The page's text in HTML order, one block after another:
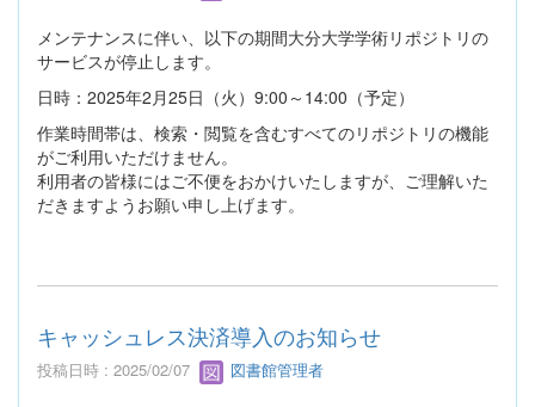
メンテナンスに伴い、以下の期間大分大学学術リポジトリの
サービスが停止します。
日時：2025年2月25日（火）9:00～14:00（予定）
作業時間帯は、検索・閲覧を含むすべてのリポジトリの機能
がご利用いただけません。
利用者の皆様にはご不便をおかけいたしますが、ご理解いた
だきますようお願い申し上げます。
キャッシュレス決済導入のお知らせ
投稿日時 : 2025/02/07 図書館管理者